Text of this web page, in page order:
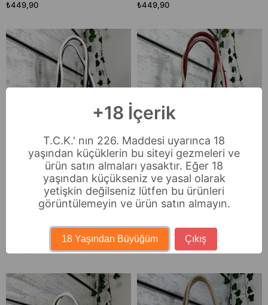
₺449,90 ₺449,90
Bella Notte Lacivert Kadın Çizgili El
Yapımı Günlük/Plaj Çantası 8010
₺449,90
Bella Notte Bordo Kadın Çizgili El
Yapımı Günlük/Plaj Çantası 8011
₺449,90
+18 İçerik
T.C.K.' nın 226. Maddesi uyarınca 18
yaşından küçüklerin bu siteyi gezmeleri ve
ürün satın almaları yasaktır. Eğer 18
yaşından küçükseniz ve yasal olarak
yetişkin değilseniz lütfen bu ürünleri
görüntülemeyin ve ürün satın almayın.
18 Yaşından Büyüğüm Çıkış